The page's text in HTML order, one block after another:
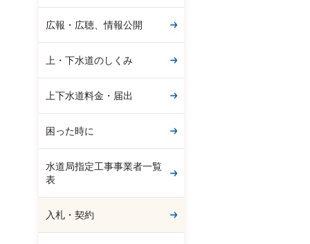
広報・広聴、情報公開
上・下水道のしくみ
上下水道料金・届出
困った時に
水道局指定工事事業者一覧
表
入札・契約